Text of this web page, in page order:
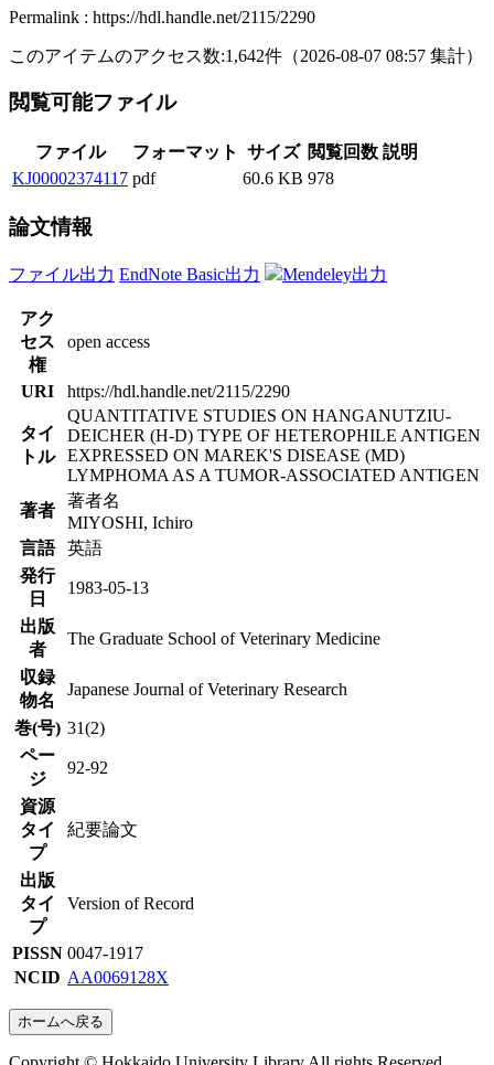
Permalink : https://hdl.handle.net/2115/2290
このアイテムのアクセス数:1,642件 （2026-08-07 08:57 集計）
閲覧可能ファイル
ファイル フォーマット サイズ 閲覧回数 説明
KJ00002374117 pdf 60.6 KB 978
論文情報
ファイル出力 EndNote Basic出力 Mendeley出力
アク
セス
権
open access
URI https://hdl.handle.net/2115/2290
タイ
トル
QUANTITATIVE STUDIES ON HANGANUTZIU-
DEICHER (H-D) TYPE OF HETEROPHILE ANTIGEN
EXPRESSED ON MAREK'S DISEASE (MD)
LYMPHOMA AS A TUMOR-ASSOCIATED ANTIGEN
著者
著者名
MIYOSHI, Ichiro
言語
英語
発行
日
1983-05-13
出版
者
The Graduate School of Veterinary Medicine
収録
物名
Japanese Journal of Veterinary Research
巻(号) 31(2)
ペー
ジ
92-92
資源
タイ
プ
紀要論文
出版
タイ
プ
Version of Record
PISSN 0047-1917
NCID AA0069128X
ホームへ戻る